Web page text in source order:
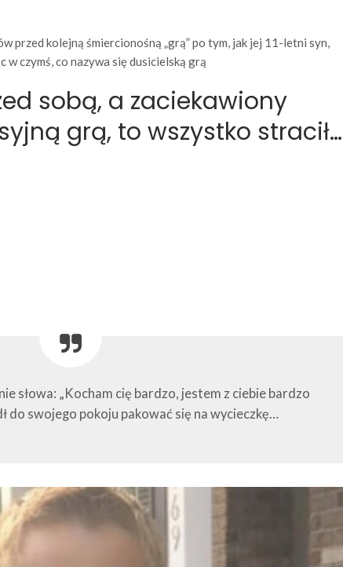
przed kolejną śmiercionośną „grą” po tym, jak jej 11-letni syn,
w czymś, co nazywa się dusicielską grą
sobą, a zaciekawiony
grą, to wszystko stracił…
słowa: „Kocham cię bardzo, jestem z ciebie bardzo
do swojego pokoju pakować się na wycieczkę…